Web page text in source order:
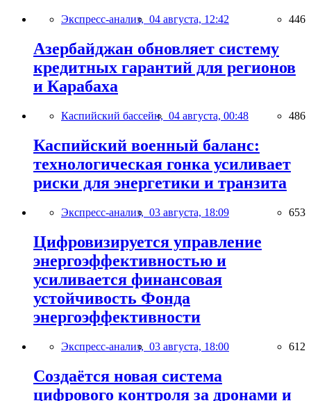
Экспресс-анализ, 04 августа, 12:42 446
Азербайджан обновляет систему
кредитных гарантий для регионов
и Карабаха
Каспийский бассейн, 04 августа, 00:48 486
Каспийский военный баланс:
технологическая гонка усиливает
риски для энергетики и транзита
Экспресс-анализ, 03 августа, 18:09 653
Цифровизируется управление
энергоэффективностью и
усиливается финансовая
устойчивость Фонда
энергоэффективности
Экспресс-анализ, 03 августа, 18:00 612
Создаётся новая система
цифрового контроля за дронами и